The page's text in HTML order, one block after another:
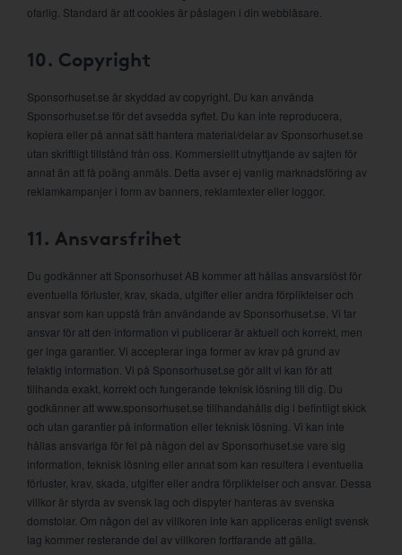
ofarlig. Standard är att cookies är påslagen i din webbläsare.
10. Copyright
Sponsorhuset.se är skyddad av copyright. Du kan använda
Sponsorhuset.se för det avsedda syftet. Du kan inte reproducera,
kopiera eller på annat sätt hantera material/delar av Sponsorhuset.se
utan skriftligt tillstånd från oss. Kommersiellt utnyttjande av sajten för
annat än att få poäng anmäls. Detta avser ej vanlig marknadsföring av
reklamkampanjer i form av banners, reklamtexter eller loggor.
11. Ansvarsfrihet
Du godkänner att Sponsorhuset AB kommer att hållas ansvarslöst för
eventuella förluster, krav, skada, utgifter eller andra förpliktelser och
ansvar som kan uppstå från användande av Sponsorhuset.se. Vi tar
ansvar för att den information vi publicerar är aktuell och korrekt, men
ger inga garantier. Vi accepterar inga former av krav på grund av
felaktig information. Vi på Sponsorhuset.se gör allt vi kan för att
tillhanda exakt, korrekt och fungerande teknisk lösning till dig. Du
godkänner att www.sponsorhuset.se tillhandahålls dig i befintligt skick
och utan garantier på information eller teknisk lösning. Vi kan inte
hållas ansvariga för fel på någon del av Sponsorhuset.se vare sig
information, teknisk lösning eller annat som kan resultera i eventuella
förluster, krav, skada, utgifter eller andra förpliktelser och ansvar. Dessa
villkor är styrda av svensk lag och dispyter hanteras av svenska
domstolar. Om någon del av villkoren inte kan appliceras enligt svensk
lag kommer resterande del av villkoren fortfarande att gälla.